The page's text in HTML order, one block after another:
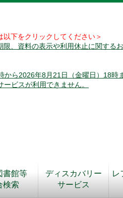
下をクリックしてください＞
限、資料の表示や利用休止に関する
から2026年8月21日（金曜日）18時
ビスが利用できません。
書館等
検索
ディスカバリー
サービス
レ